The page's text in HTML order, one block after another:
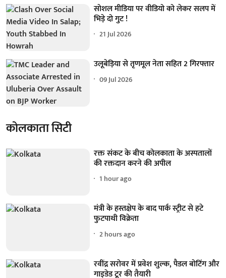
सोशल मीडिया पर वीडियो को लेकर सलप में
भिड़े दो गुट !
21 Jul 2026
उलूबेड़िया से तृणमूल नेता सहित 2 गिरफ्तार
09 Jul 2026
कोलकाता सिटी
रक्त संकट के बीच कोलकाता के अस्पतालों
की रक्तदान करने की अपील
1 hour ago
मंत्री के हस्तक्षेप के बाद पार्क स्ट्रीट से हटे
फुटपाथी विक्रेता
2 hours ago
रवींद्र सरोवर में प्रवेश शुल्क, पैडल बोटिंग और
गाइडेड टूर की तैयारी